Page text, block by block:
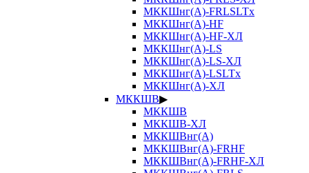
МККШнг(А)-FRLSLTx
МККШнг(А)-HF
МККШнг(А)-HF-ХЛ
МККШнг(А)-LS
МККШнг(А)-LS-ХЛ
МККШнг(А)-LSLTx
МККШнг(А)-ХЛ
МККШВ▶
МККШВ
МККШВ-ХЛ
МККШВнг(А)
МККШВнг(А)-FRHF
МККШВнг(А)-FRHF-ХЛ